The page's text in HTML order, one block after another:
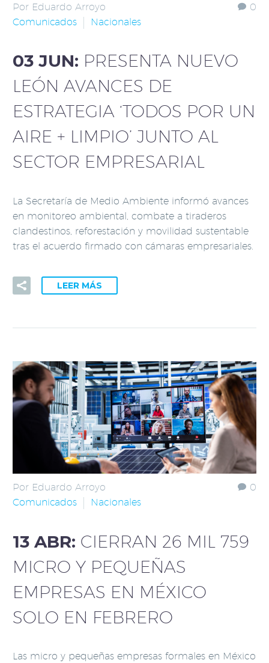
0
Por Eduardo Arroyo
Comunicados
Nacionales
03 JUN: PRESENTA NUEVO
LEÓN AVANCES DE
ESTRATEGIA ‘TODOS POR UN
AIRE + LIMPIO’ JUNTO AL
SECTOR EMPRESARIAL
La Secretaría de Medio Ambiente informó avances
en monitoreo ambiental, combate a tiraderos
clandestinos, reforestación y movilidad sustentable
tras el acuerdo firmado con cámaras empresariales.
LEER MÁS
0
Por Eduardo Arroyo
Comunicados
Nacionales
13 ABR: CIERRAN 26 MIL 759
MICRO Y PEQUEÑAS
EMPRESAS EN MÉXICO
SOLO EN FEBRERO
Las micro y pequeñas empresas formales en México